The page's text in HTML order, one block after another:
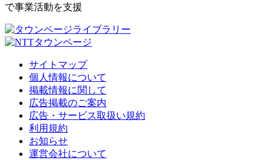
で事業活動を支援
サイトマップ
個人情報について
掲載情報に関して
広告掲載のご案内
広告・サービス取扱い規約
利用規約
お知らせ
運営会社について